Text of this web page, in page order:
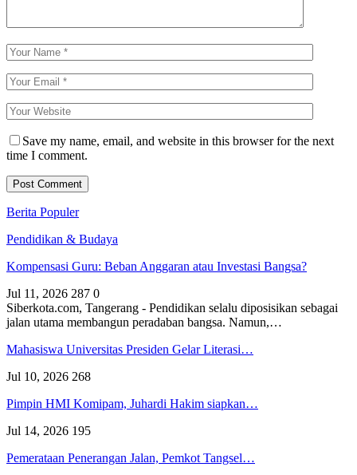
Save my name, email, and website in this browser for the next
time I comment.
Berita Populer
Pendidikan & Budaya
Kompensasi Guru: Beban Anggaran atau Investasi Bangsa?
Jul 11, 2026 287 0
Siberkota.com, Tangerang - Pendidikan selalu diposisikan sebagai
jalan utama membangun peradaban bangsa. Namun,…
Mahasiswa Universitas Presiden Gelar Literasi…
Jul 10, 2026 268
Pimpin HMI Komipam, Juhardi Hakim siapkan…
Jul 14, 2026 195
Pemerataan Penerangan Jalan, Pemkot Tangsel…